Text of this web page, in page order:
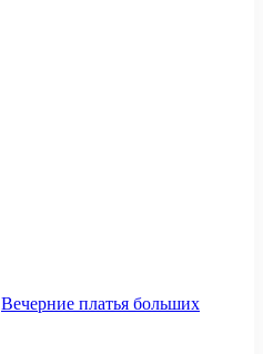
Вечерние платья больших